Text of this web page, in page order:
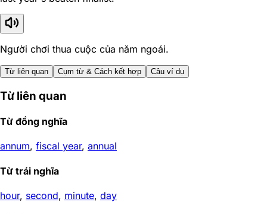
Người chơi thua cuộc của năm ngoái.
Từ liên quan Cụm từ & Cách kết hợp Câu ví dụ
Từ liên quan
Từ đồng nghĩa
annum, fiscal year, annual
Từ trái nghĩa
hour, second, minute, day